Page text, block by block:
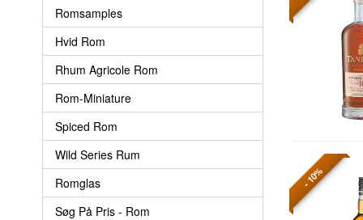
Romsamples
Hvid Rom
Rhum Agricole Rom
Rom-Miniature
Spiced Rom
Wild Series Rum
Romglas
Søg På Pris - Rom
- 10%